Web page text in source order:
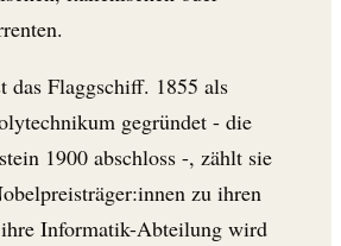
das Flaggschiff. 1855 als
gegründet - die
1900 abschloss -, zählt sie
zu ihren
Informatik-Abteilung wird